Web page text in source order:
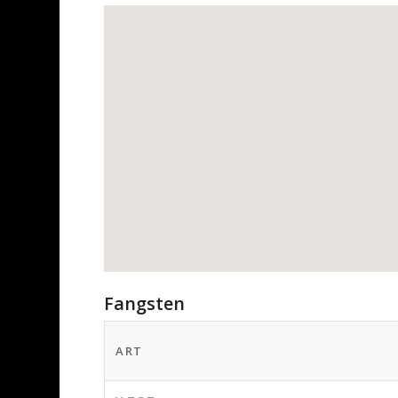
Fangsten
ART